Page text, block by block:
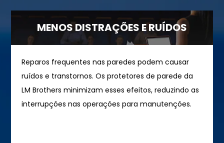
MENOS DISTRAÇÕES E RUÍDOS
Reparos frequentes nas paredes podem causar
ruídos e transtornos. Os protetores de parede da
LM Brothers minimizam esses efeitos, reduzindo as
interrupções nas operações para manutenções.